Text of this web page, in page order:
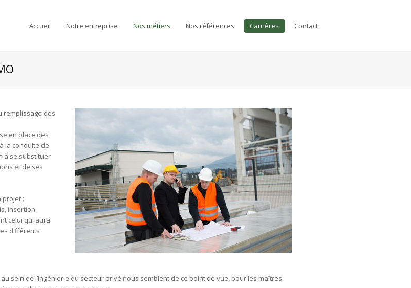
Accueil Notre entreprise Nos métiers Nos références Carrières Contact
remplissage des
en place des
la conduite de
à se substituer
et de ses
projet :
insertion
celui qui aura
différents
sein de l’ingénierie du secteur privé nous semblent de ce point de vue, pour les maîtres